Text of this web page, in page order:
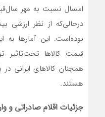
بوده‌است. این آمارها
قیمت کالاها تحت‌تاثیر
همچنان کالاهای ایرانی
هستند.
جزئیات اقلام صادراتی و